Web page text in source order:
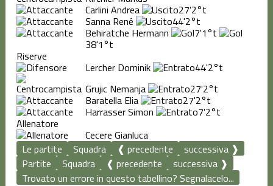
Carlini Andrea 27'2°t
Sanna René 44'2°t
Behiratche Hermann 7'1°t
38'1°t
Riserve
Lercher Dominik 44'2°t
Grujic Nemanja
27'2°t
Baratella Elia 27'2°t
Harrasser Simon 7'2°t
Allenatore
Cecere Gianluca
Le partite
Squadra ❰ precedente
successiva ❱
Partite
Squadra ❰ precedente
successiva ❱
Trovato un errore in questo tabellino? Segnalacelo...